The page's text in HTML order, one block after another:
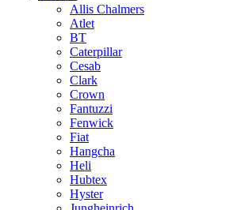
Allis Chalmers
Atlet
BT
Caterpillar
Cesab
Clark
Crown
Fantuzzi
Fenwick
Fiat
Hangcha
Heli
Hubtex
Hyster